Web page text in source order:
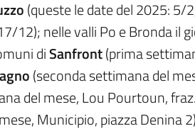
(queste le date del 2025:
12); nelle valli Po e Bronda il
diSanfront(prima
(seconda settimana del
del mese, Lou Pourtoun,
Municipio, piazza Denina